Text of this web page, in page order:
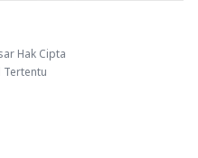
Hak Cipta